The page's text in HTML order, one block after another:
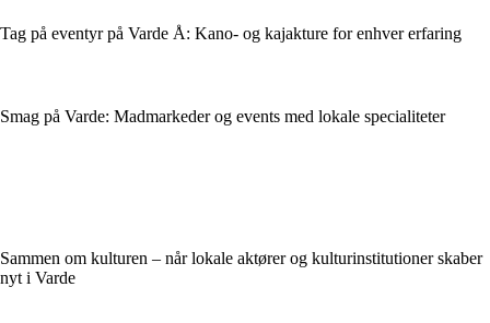
Tag på eventyr på Varde Å: Kano- og kajakture for enhver erfaring
Smag på Varde: Madmarkeder og events med lokale specialiteter
Sammen om kulturen – når lokale aktører og kulturinstitutioner skaber
nyt i Varde